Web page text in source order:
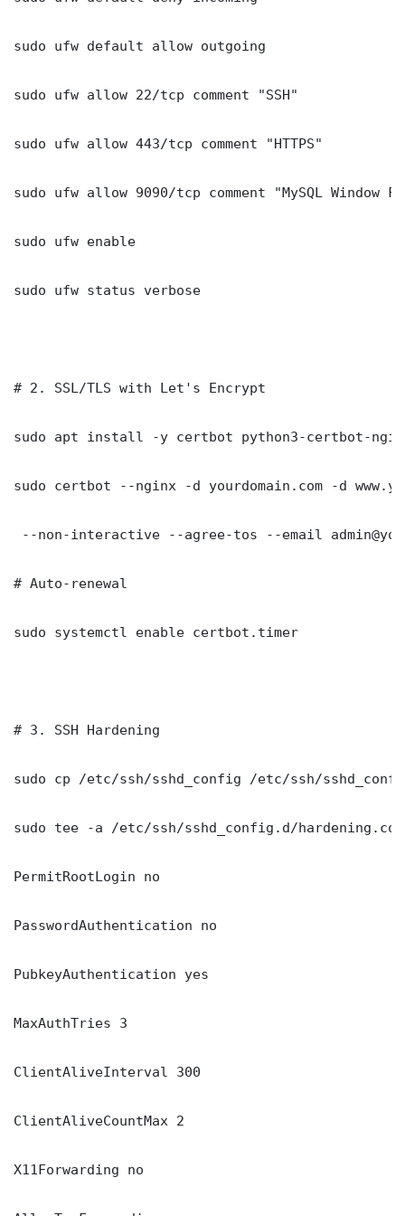
sudo ufw default allow outgoing
sudo ufw allow 22/tcp comment "SSH"
sudo ufw allow 443/tcp comment "HTTPS"
sudo ufw allow 9090/tcp comment "MySQL Window
sudo ufw enable
sudo ufw status verbose
# 2. SSL/TLS with Let's Encrypt
sudo apt install -y certbot python3-certbot-
sudo certbot --nginx -d yourdomain.com -d
--non-interactive --agree-tos --email
# Auto-renewal
sudo systemctl enable certbot.timer
# 3. SSH Hardening
sudo cp /etc/ssh/sshd_config /etc/ssh/
sudo tee -a /etc/ssh/sshd_config.d/
PermitRootLogin no
PasswordAuthentication no
PubkeyAuthentication yes
MaxAuthTries 3
ClientAliveInterval 300
ClientAliveCountMax 2
X11Forwarding no